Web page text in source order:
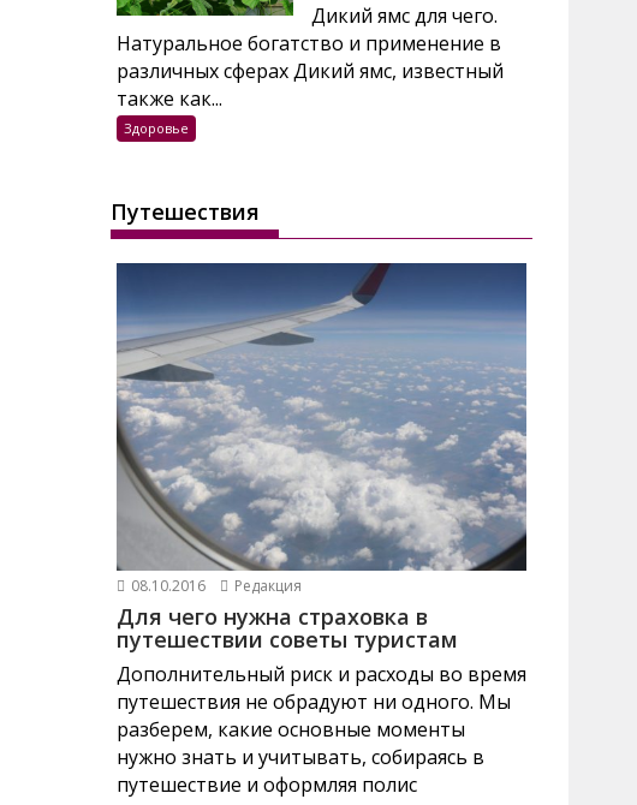
Дикий ямс для чего.
Натуральное богатство и применение в
различных сферах Дикий ямс, известный
также как...
Здоровье
Путешествия
08.10.2016 Редакция
Для чего нужна страховка в
путешествии советы туристам
Дополнительный риск и расходы во время
путешествия не обрадуют ни одного. Мы
разберем, какие основные моменты
нужно знать и учитывать, собираясь в
путешествие и оформляя полис